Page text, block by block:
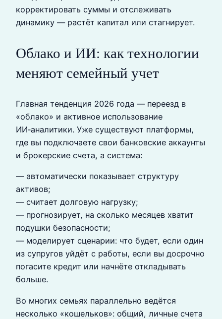
корректировать суммы и отслеживать
динамику — растёт капитал или стагнирует.
Облако и ИИ: как технологии
меняют семейный учет
Главная тенденция 2026 года — переезд в
«облако» и активное использование
ИИ‑аналитики. Уже существуют платформы,
где вы подключаете свои банковские аккаунты
и брокерские счета, а система:
— автоматически показывает структуру
активов;
— считает долговую нагрузку;
— прогнозирует, на сколько месяцев хватит
подушки безопасности;
— моделирует сценарии: что будет, если один
из супругов уйдёт с работы, если вы досрочно
погасите кредит или начнёте откладывать
больше.
Во многих семьях параллельно ведётся
несколько «кошельков»: общий, личные счета